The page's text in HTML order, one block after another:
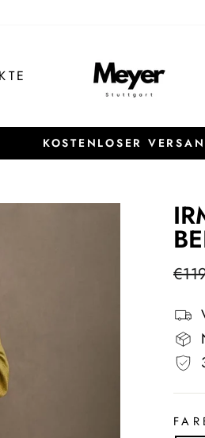
Pause
KOSTENLOSER